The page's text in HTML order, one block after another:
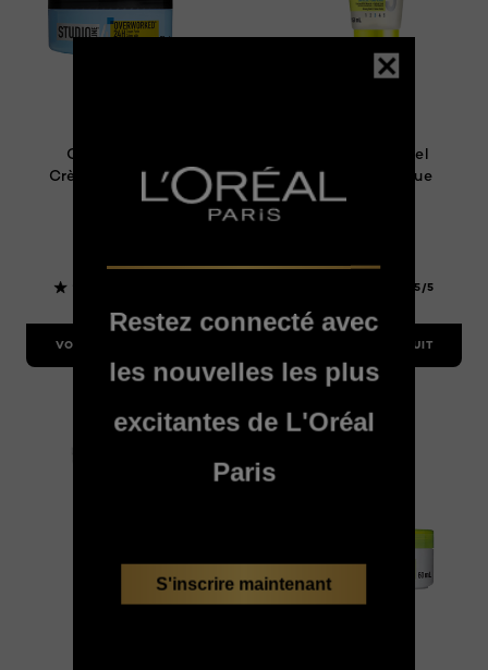
Overworked
Crème Pâte 24H
VOIR LE PRODUIT
Mineralfx Gel
Fondant Tenue
Forte 24H
5/5
VOIR LE PRODUIT
Restez connecté avec
les nouvelles les plus
excitantes de L'Oréal
Paris
S'inscrire maintenant